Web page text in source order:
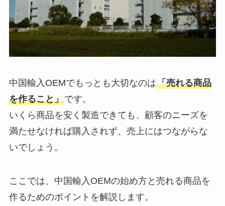
中国輸入OEMでもっとも大切なのは「売れる商品
を作ること」です。
いくら商品を安く製造できても、顧客のニーズを
満たせなければ購入されず、売上にはつながらな
いでしょう。
ここでは、中国輸入OEMの始め方と売れる商品を
作るためのポイントを解説します。